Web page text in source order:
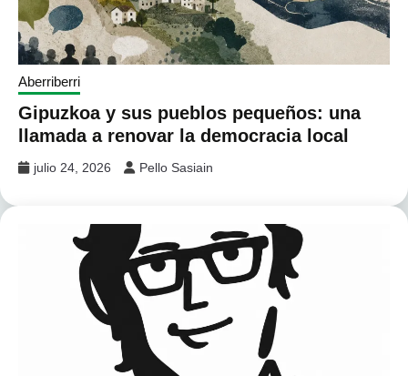
Aberriberri
Gipuzkoa y sus pueblos pequeños: una
llamada a renovar la democracia local
julio 24, 2026 Pello Sasiain